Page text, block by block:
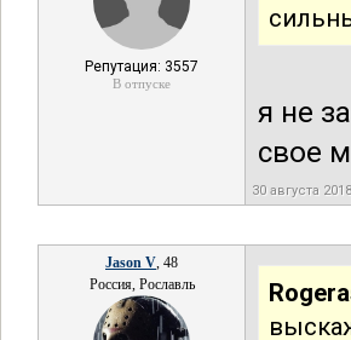
Репутация: 3557
В отпуске
я не
свое
30 августа
Jason V, 48
Россия, Рославль